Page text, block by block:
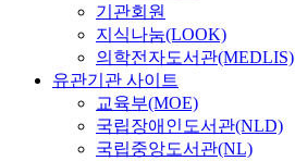
기관회원
지식나눔(LOOK)
의학전자도서관(MEDLIS)
유관기관 사이트
교육부(MOE)
국립장애인도서관(NLD)
국립중앙도서관(NL)